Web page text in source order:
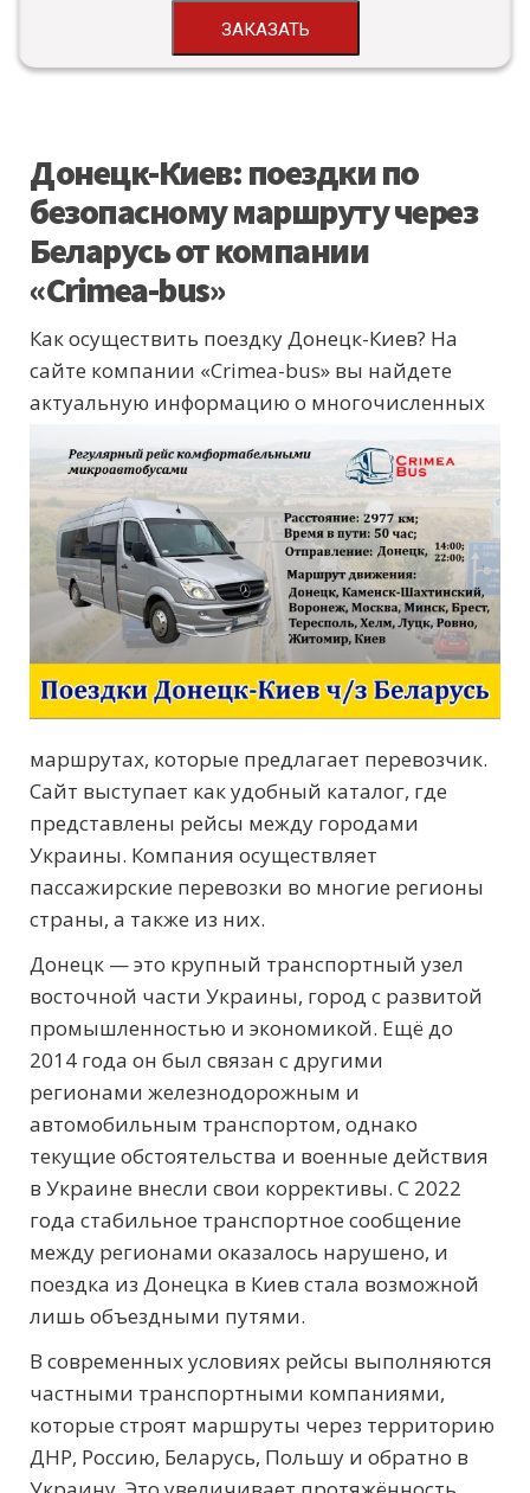
ЗАКАЗАТЬ
Донецк-Киев: поездки по
безопасному маршруту через
Беларусь от компании
«Crimea-bus»
Как осуществить поездку Донецк-Киев? На
сайте компании «Crimea-bus» вы найдете
актуальную информацию о многочисленных
маршрутах, которые предлагает перевозчик.
Сайт выступает как удобный каталог, где
представлены рейсы между городами
Украины. Компания осуществляет
пассажирские перевозки во многие регионы
страны, а также из них.
Донецк — это крупный транспортный узел
восточной части Украины, город с развитой
промышленностью и экономикой. Ещё до
2014 года он был связан с другими
регионами железнодорожным и
автомобильным транспортом, однако
текущие обстоятельства и военные действия
в Украине внесли свои коррективы. С 2022
года стабильное транспортное сообщение
между регионами оказалось нарушено, и
поездка из Донецка в Киев стала возможной
лишь объездными путями.
В современных условиях рейсы выполняются
частными транспортными компаниями,
которые строят маршруты через территорию
ДНР, Россию, Беларусь, Польшу и обратно в